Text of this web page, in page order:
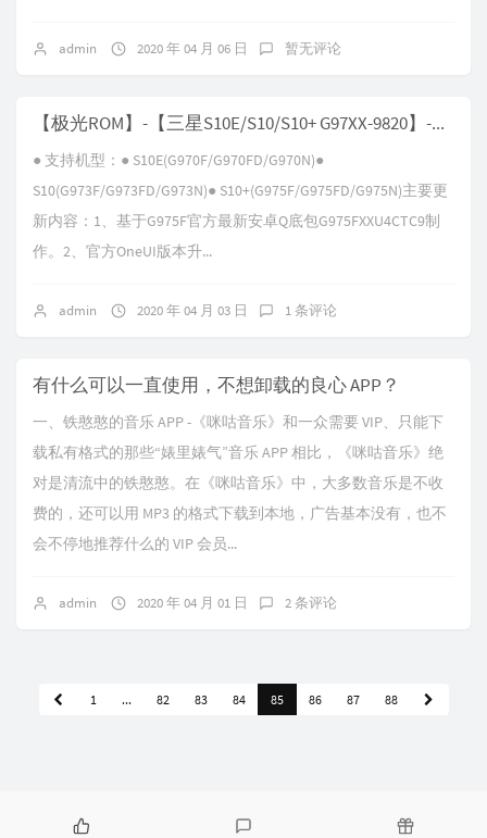
admin 2020 年 04 月 06 日 暂无评论
【极光ROM】-【三星S10E/S10/S10+ G97XX-9820】-【V11.0 Android-Q-TC9】
● 支持机型：● S10E(G970F/G970FD/G970N)●
S10(G973F/G973FD/G973N)● S10+(G975F/G975FD/G975N)主要更
新内容：1、基于G975F官方最新安卓Q底包G975FXXU4CTC9制
作。2、官方OneUI版本升...
admin 2020 年 04 月 03 日 1 条评论
有什么可以一直使用，不想卸载的良心 APP？
一、铁憨憨的音乐 APP -《咪咕音乐》和一众需要 VIP、只能下
载私有格式的那些“婊里婊气”音乐 APP 相比，《咪咕音乐》绝
对是清流中的铁憨憨。在《咪咕音乐》中，大多数音乐是不收
费的，还可以用 MP3 的格式下载到本地，广告基本没有，也不
会不停地推荐什么的 VIP 会员...
admin 2020 年 04 月 01 日 2 条评论
1 ... 82 83 84 85 86 87 88